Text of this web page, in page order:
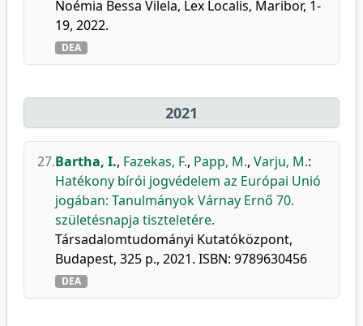
Noémia Bessa Vilela, Lex Localis, Maribor, 1-
19, 2022.
DEA
2021
27.Bartha, I., Fazekas, F., Papp, M., Varju, M.:
Hatékony bírói jogvédelem az Európai Unió
jogában: Tanulmányok Várnay Ernő 70.
születésnapja tiszteletére.
Társadalomtudományi Kutatóközpont,
Budapest, 325 p., 2021. ISBN: 9789630456
DEA